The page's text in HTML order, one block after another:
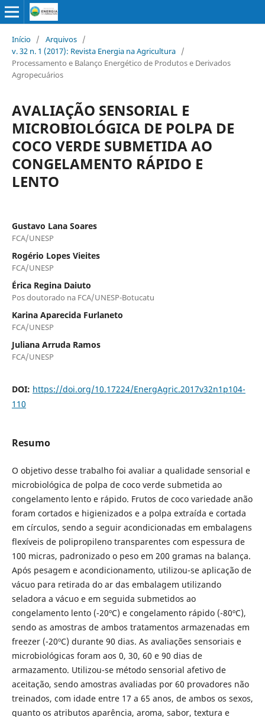
Início / Arquivos /
v. 32 n. 1 (2017): Revista Energia na Agricultura /
Processamento e Balanço Energético de Produtos e Derivados
Agropecuários
AVALIAÇÃO SENSORIAL E
MICROBIOLÓGICA DE POLPA DE
COCO VERDE SUBMETIDA AO
CONGELAMENTO RÁPIDO E
LENTO
Gustavo Lana Soares
FCA/UNESP
Rogério Lopes Vieites
FCA/UNESP
Érica Regina Daiuto
Pos doutorado na FCA/UNESP-Botucatu
Karina Aparecida Furlaneto
FCA/UNESP
Juliana Arruda Ramos
FCA/UNESP
DOI: https://doi.org/10.17224/EnergAgric.2017v32n1p104-
110
Resumo
O objetivo desse trabalho foi avaliar a qualidade sensorial e
microbiológica de polpa de coco verde submetida ao
congelamento lento e rápido. Frutos de coco variedade anão
foram cortados e higienizados e a polpa extraída e cortada
em círculos, sendo a seguir acondicionadas em embalagens
flexíveis de polipropileno transparentes com espessura de
100 micras, padronizado o peso em 200 gramas na balança.
Após pesagem e acondicionamento, utilizou-se aplicação de
vácuo para retirada do ar das embalagem utilizando
seladora a vácuo e em seguida submetidos ao
congelamento lento (-20ºC) e congelamento rápido (-80ºC),
sendo as amostras de ambos tratamentos armazenadas em
freezer (-20ºC) durante 90 dias. As avaliações sensoriais e
microbiológicas foram aos 0, 30, 60 e 90 dias de
armazamento. Utilizou-se método sensorial afetivo de
aceitação, sendo amostras avaliadas por 60 provadores não
treinados, com idade entre 17 a 65 anos, de ambos os sexos,
quanto os atributos aparência, aroma, sabor, textura e